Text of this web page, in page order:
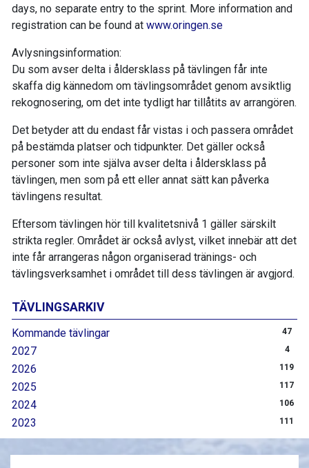
TÄVLINGSARKIV
Kommande tävlingar 47
2027 4
2026 119
2025 117
2024 106
2023 111
days, no separate entry to the sprint. More information and
registration can be found at www.oringen.se
Avlysningsinformation:
Du som avser delta i åldersklass på tävlingen får inte
skaffa dig kännedom om tävlingsområdet genom avsiktlig
rekognosering, om det inte tydligt har tillåtits av arrangören.
Det betyder att du endast får vistas i och passera området
på bestämda platser och tidpunkter. Det gäller också
personer som inte själva avser delta i åldersklass på
tävlingen, men som på ett eller annat sätt kan påverka
tävlingens resultat.
Eftersom tävlingen hör till kvalitetsnivå 1 gäller särskilt
strikta regler. Området är också avlyst, vilket innebär att det
inte får arrangeras någon organiserad tränings- och
tävlingsverksamhet i området till dess tävlingen är avgjord.